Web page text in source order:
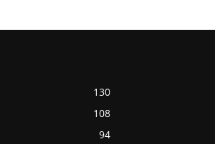
130
108
94